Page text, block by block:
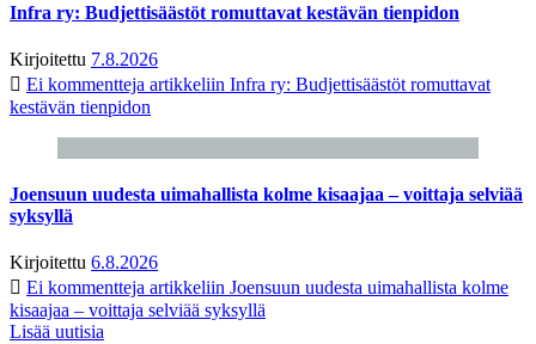
Infra ry: Budjettisäästöt romuttavat kestävän tienpidon
Kirjoitettu 7.8.2026
Ei kommentteja artikkeliin Infra ry: Budjettisäästöt romuttavat
kestävän tienpidon
Joensuun uudesta uimahallista kolme kisaajaa – voittaja selviää
syksyllä
Kirjoitettu 6.8.2026
Ei kommentteja artikkeliin Joensuun uudesta uimahallista kolme
kisaajaa – voittaja selviää syksyllä
Lisää uutisia